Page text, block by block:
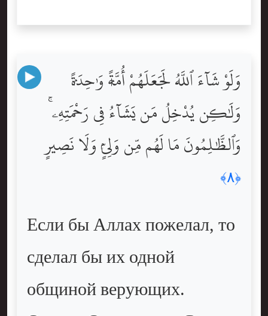
وَلَوْ شَآءَ ٱللَّهُ لَجَعَلَهُمْ أُمَّةًۭ وَٰحِدَةًۭ
وَلَٰكِن يُدْخِلُ مَن يَشَآءُ فِى رَحْمَتِهِۦ ۚ
وَٱلظَّٰلِمُونَ مَا لَهُم مِّن وَلِىٍّۢ وَلَا نَصِيرٍ
﴿٨﴾
Если бы Аллах пожелал, то
сделал бы их одной
общиной верующих.